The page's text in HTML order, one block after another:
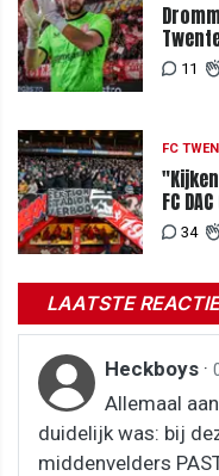
11
FC
FC
blij34
LAATSTE
Heckboys ·
Allemaal
duidelijk was: bij
middenvelders